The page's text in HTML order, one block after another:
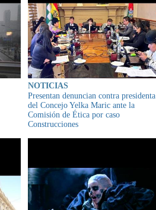
NOTICIAS
Presentan denuncian contra presidenta
del Concejo Yelka Maric ante la
Comisión de Ética por caso
Construcciones